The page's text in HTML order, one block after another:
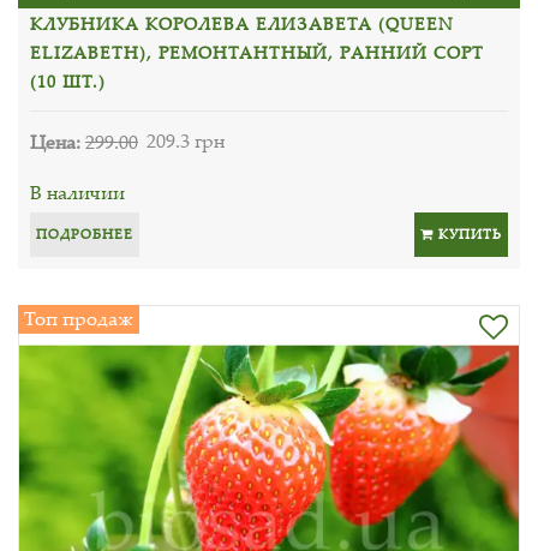
КЛУБНИКА КОРОЛЕВА ЕЛИЗАВЕТА (QUEEN
ELIZABETH), РЕМОНТАНТНЫЙ, РАННИЙ СОРТ
(10 ШТ.)
Цена:299.00 209.3 грн
В наличии
ПОДРОБНЕЕ КУПИТЬ
Топ продаж